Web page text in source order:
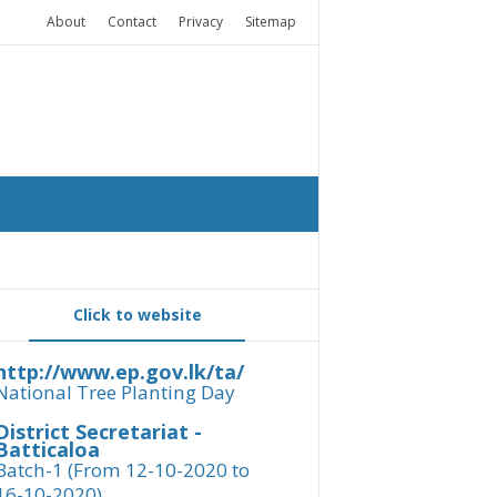
About Contact Privacy Sitemap
Click to website
www.ep.gov.lk/ta/
Tree Planting Day
Secretariat -
1 (From 12-10-2020 to